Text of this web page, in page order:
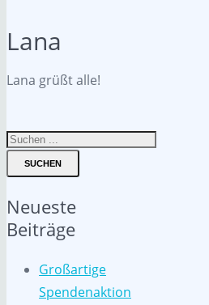
Lana
Lana grüßt alle!
SUCHEN
Neueste
Beiträge
Großartige
Spendenaktion